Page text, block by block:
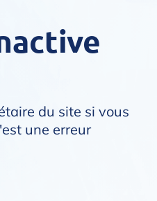
du site si vous
une erreur